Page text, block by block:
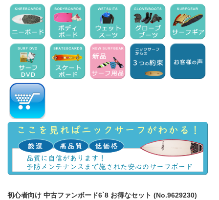
初心者向け 中古ファンボード6`8 お得なセット (No.9629230)